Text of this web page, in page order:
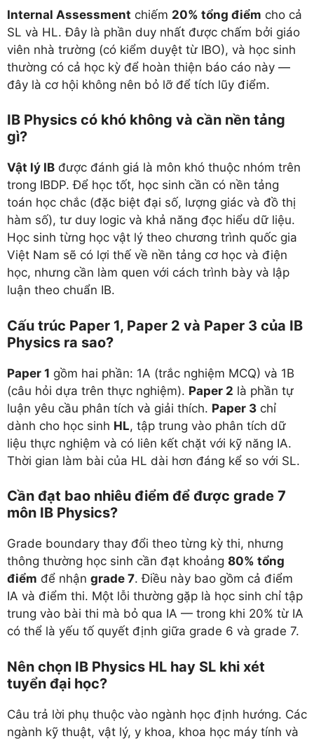
Internal Assessment chiếm 20% tổng điểm cho cả
SL và HL. Đây là phần duy nhất được chấm bởi giáo
viên nhà trường (có kiểm duyệt từ IBO), và học sinh
thường có cả học kỳ để hoàn thiện báo cáo này —
đây là cơ hội không nên bỏ lỡ để tích lũy điểm.
IB Physics có khó không và cần nền tảng
gì?
Vật lý IB được đánh giá là môn khó thuộc nhóm trên
trong IBDP. Để học tốt, học sinh cần có nền tảng
toán học chắc (đặc biệt đại số, lượng giác và đồ thị
hàm số), tư duy logic và khả năng đọc hiểu dữ liệu.
Học sinh từng học vật lý theo chương trình quốc gia
Việt Nam sẽ có lợi thế về nền tảng cơ học và điện
học, nhưng cần làm quen với cách trình bày và lập
luận theo chuẩn IB.
Cấu trúc Paper 1, Paper 2 và Paper 3 của IB
Physics ra sao?
Paper 1 gồm hai phần: 1A (trắc nghiệm MCQ) và 1B
(câu hỏi dựa trên thực nghiệm). Paper 2 là phần tự
luận yêu cầu phân tích và giải thích. Paper 3 chỉ
dành cho học sinh HL, tập trung vào phân tích dữ
liệu thực nghiệm và có liên kết chặt với kỹ năng IA.
Thời gian làm bài của HL dài hơn đáng kể so với SL.
Cần đạt bao nhiêu điểm để được grade 7
môn IB Physics?
Grade boundary thay đổi theo từng kỳ thi, nhưng
thông thường học sinh cần đạt khoảng 80% tổng
điểm để nhận grade 7. Điều này bao gồm cả điểm
IA và điểm thi. Một lỗi thường gặp là học sinh chỉ tập
trung vào bài thi mà bỏ qua IA — trong khi 20% từ IA
có thể là yếu tố quyết định giữa grade 6 và grade 7.
Nên chọn IB Physics HL hay SL khi xét
tuyển đại học?
Câu trả lời phụ thuộc vào ngành học định hướng. Các
ngành kỹ thuật, vật lý, y khoa, khoa học máy tính và